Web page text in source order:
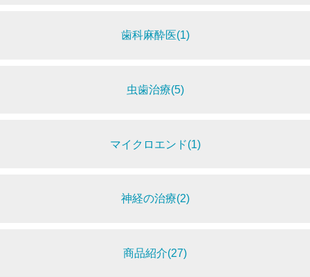
歯科麻酔医(1)
虫歯治療(5)
マイクロエンド(1)
神経の治療(2)
商品紹介(27)